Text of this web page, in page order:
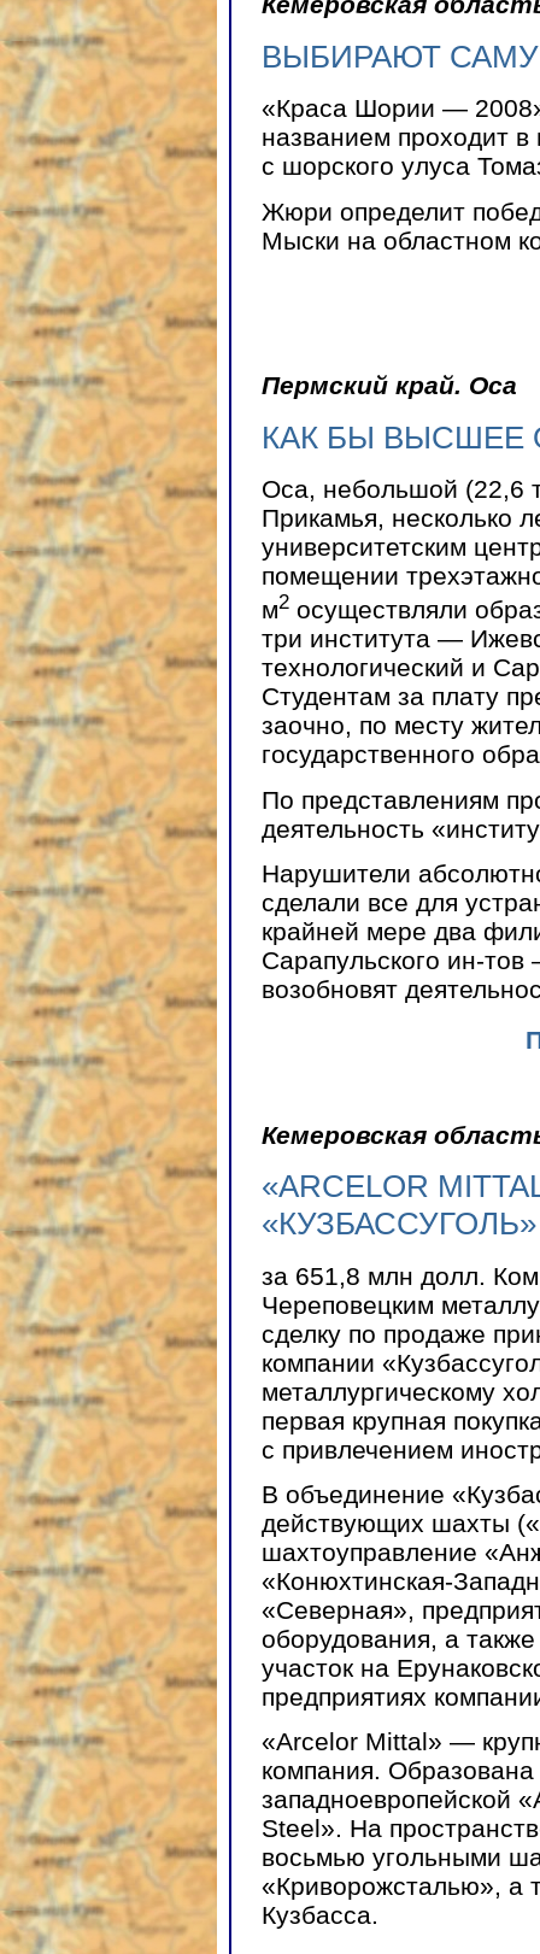
ВЫБИРАЮТ
«Краса Шории —
названием проходит в
с шорского улуса
Жюри определит
Мыски на областном
Пермский край. Оса
КАК БЫ ВЫСШЕЕ
Оса, небольшой (22,6
Прикамья, несколько
университетским
помещении
м2 осуществляли
три института —
технологический и
Студентам за плату
заочно, по месту
государственного
По представлениям
деятельность
Нарушители
сделали все для
крайней мере два
Сарапульского ин-
возобновят
Кемеровская
«ARCELOR
«КУЗБАССУГОЛЬ»
за 651,8 млн долл.
Череповецким
сделку по продаже
компании
металлургическому
первая крупная
с привлечением
В объединение
действующих шахты
шахтоуправление
«Конюхтинская-
«Северная»,
оборудования, а
участок на
предприятиях
«Arcelor Mittal» —
компания. Образована
западноевропейской
Steel». На
восьмью угольными
«Криворожсталью», а
Кузбасса.